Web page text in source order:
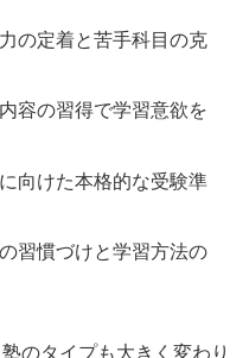
力の定着と苦手科目の克
容の習得で学習意欲を
向けた本格的な受験準
習慣づけと学習方法の
のタイプも大きく変わり